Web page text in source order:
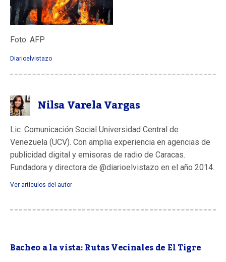
Foto: AFP
Diarioelvistazo
Nilsa Varela Vargas
Lic. Comunicación Social Universidad Central de
Venezuela (UCV). Con amplia experiencia en agencias de
publicidad digital y emisoras de radio de Caracas.
Fundadora y directora de @diarioelvistazo en el año 2014.
Ver articulos del autor
Bacheo a la vista: Rutas Vecinales de El Tigre